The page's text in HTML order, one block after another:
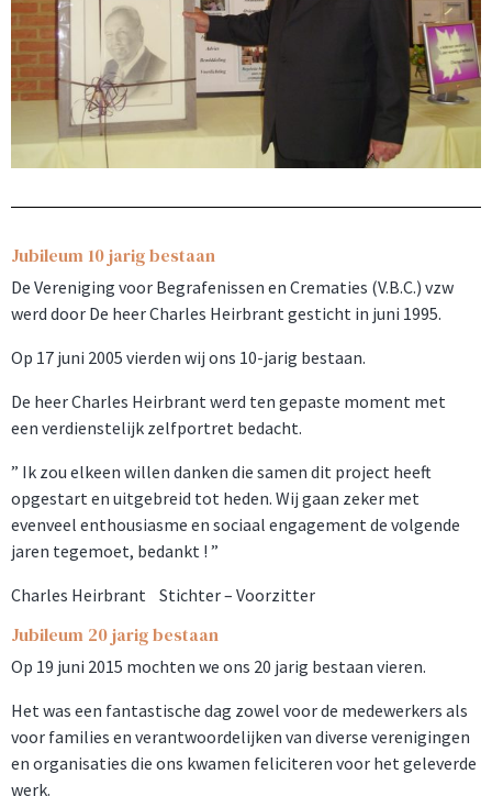
Jubileum 10 jarig bestaan
De Vereniging voor Begrafenissen en Crematies (V.B.C.) vzw
werd door De heer Charles Heirbrant gesticht in juni 1995.
Op 17 juni 2005 vierden wij ons 10-jarig bestaan.
De heer Charles Heirbrant werd ten gepaste moment met
een verdienstelijk zelfportret bedacht.
” Ik zou elkeen willen danken die samen dit project heeft
opgestart en uitgebreid tot heden. Wij gaan zeker met
evenveel enthousiasme en sociaal engagement de volgende
jaren tegemoet, bedankt ! ”
Charles Heirbrant Stichter – Voorzitter
Jubileum 20 jarig bestaan
Op 19 juni 2015 mochten we ons 20 jarig bestaan vieren.
Het was een fantastische dag zowel voor de medewerkers als
voor families en verantwoordelijken van diverse verenigingen
en organisaties die ons kwamen feliciteren voor het geleverde
werk.